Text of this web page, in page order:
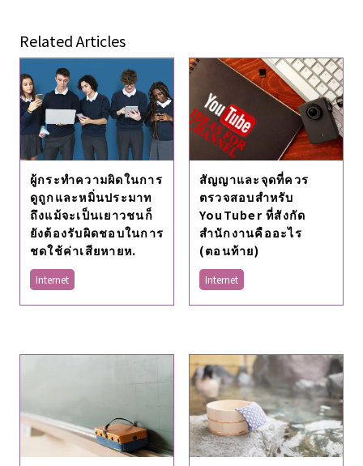
Related Articles
ผู้กระทำความผิดในการ
ดูถูกและหมิ่นประมาท
ถึงแม้จะเป็นเยาวชนก็
ยังต้องรับผิดชอบในการ
ชดใช้ค่าเสียหายห.
Internet
สัญญาและจุดที่ควร
ตรวจสอบสำหรับ
YouTuber ที่สังกัด
สำนักงานคืออะไร
(ตอนท้าย)
Internet